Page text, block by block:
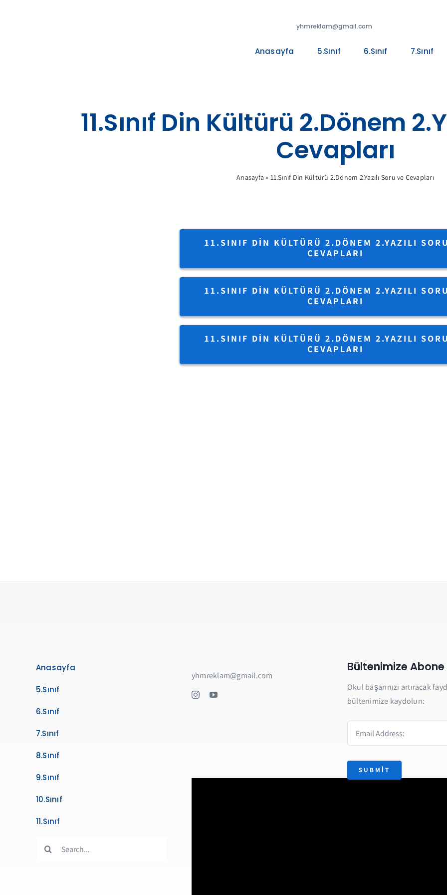
yhmreklam@gmail.com
Anasayfa 5.Sınıf 6.Sınıf 7.Sınıf
11.Sınıf Din Kültürü 2.Dönem
Cevapları
Anasayfa » 11.Sınıf Din Kültürü 2.Dönem 2.Yazılı Soru ve Cevapları
11.SINIF DIN KÜLTÜRÜ 2.DÖNEM 2.YAZILI
CEVAPLARI
11.SINIF DIN KÜLTÜRÜ 2.DÖNEM 2.YAZILI
CEVAPLARI
11.SINIF DIN KÜLTÜRÜ 2.DÖNEM 2.YAZILI
CEVAPLARI
Anasayfa
5.Sınıf
6.Sınıf
7.Sınıf
8.Sınıf
9.Sınıf
10.Sınıf
11.Sınıf
yhmreklam@gmail.com
Bültenimize Abone
Okul başarınızı artıracak
bültenimize kaydolun:
SUBMIT